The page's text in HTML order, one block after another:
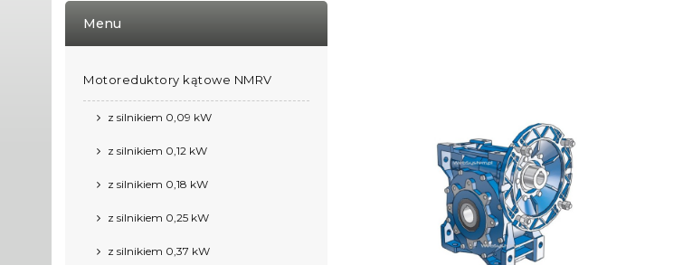
Menu
Motoreduktory kątowe NMRV
z silnikiem 0,09 kW
z silnikiem 0,12 kW
z silnikiem 0,18 kW
z silnikiem 0,25 kW
z silnikiem 0,37 kW